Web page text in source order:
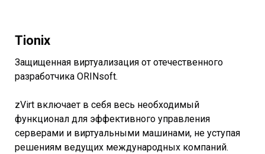
Tionix
Защищенная виртуализация от отечественного
разработчика ORINsoft.
zVirt включает в себя весь необходимый
функционал для эффективного управления
серверами и виртуальными машинами, не уступая
решениям ведущих международных компаний.